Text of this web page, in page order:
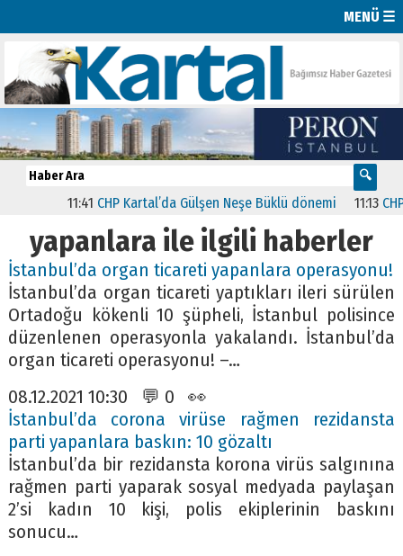
MENÜ ☰
11:41 CHP Kartal’da Gülşen Neşe Büklü dönemi 11:13
yapanlara ile ilgili haberler
İstanbul’da organ ticareti yapanlara operasyonu!
İstanbul’da organ ticareti yaptıkları ileri sürülen
Ortadoğu kökenli 10 şüpheli, İstanbul polisince
düzenlenen operasyonla yakalandı. İstanbul’da
organ ticareti operasyonu! –…
08.12.2021 10:30 💬 0 👀
İstanbul’da corona virüse rağmen rezidansta
parti yapanlara baskın: 10 gözaltı
İstanbul’da bir rezidansta korona virüs salgınına
rağmen parti yaparak sosyal medyada paylaşan
2’si kadın 10 kişi, polis ekiplerinin baskını
sonucu…